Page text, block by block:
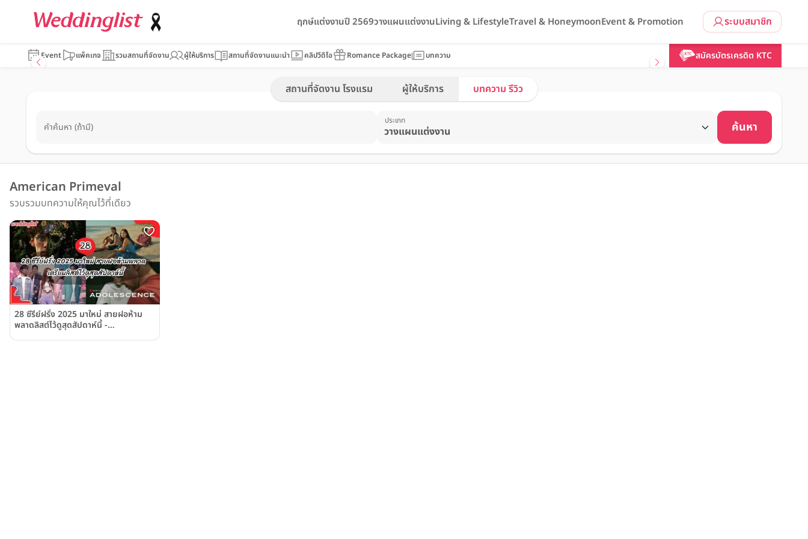
ระบบสมาชิก
ฤกษ์แต่งงานปี 2569วางแผนแต่งงานLiving & LifestyleTravel & HoneymoonEvent & Promotion
Event แพ็คเกจ รวมสถานที่จัดงาน ผู้ให้บริการ สถานที่จัดงานแนะนำ คลิปวีดีโอ Romance Package บทความ สมัครบัตรเครดิต KTC
สถานที่จัดงาน โรงแรม ผู้ให้บริการ บทความ รีวิว
คำค้นหา (ถ้ามี)
ประเภท ค้นหา
American Primeval
รวบรวมบทความให้คุณไว้ที่เดียว
28 ซีรีย์ฝรั่ง 2025 มาใหม่ สายฝอห้าม
พลาดลิสต์ไว้ดูสุดสัปดาห์นี้ -